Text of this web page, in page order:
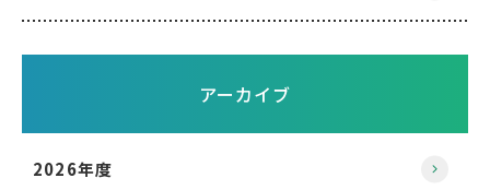
アーカイブ
2026年度